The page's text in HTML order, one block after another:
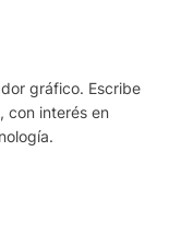
gráfico. Escribe
con interés en